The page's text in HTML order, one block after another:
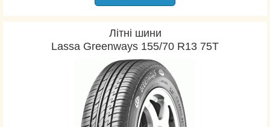
Літні шини
Lassa Greenways 155/70 R13 75T